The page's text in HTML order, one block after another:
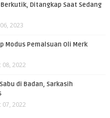
Berkutik, Ditangkap Saat Sedang
2023
Modus Pemalsuan Oli Merk
08, 2022
di Badan, Sarkasih
07, 2022